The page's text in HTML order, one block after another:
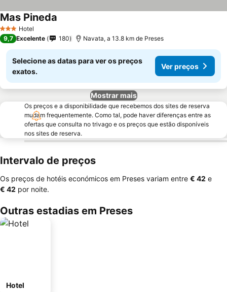
3 EstrelasHotel
Mas Pineda
9,7 Excelente 180 Navata, a 13.8 km de Preses
Selecione as datas para ver os preços
exatos.
Ver preços
Mostrar mais
Os preços e a disponibilidade que recebemos dos sites de reserva
mudam frequentemente. Como tal, pode haver diferenças entre as
ofertas que consulta no trivago e os preços que estão disponíveis
nos sites de reserva.
Intervalo de preços
Os preços de hotéis económicos em Preses variam entre ‎€ 42 e
‎€ 42 por noite.
Outras estadias em Preses
Hotel